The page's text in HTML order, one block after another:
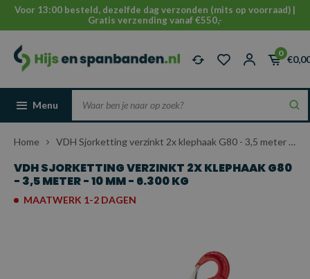
Voor 13:00 besteld, dezelfde dag verzonden (mits op voorraad) |
Gratis verzending vanaf €550,-
0
Menu
Home VDH Sjorketting verzinkt 2x klephaak G80 - 3,5 meter - 10 mm - 6.300 kg
VDH SJORKETTING VERZINKT 2X KLEPHAAK G80
- 3,5 METER - 10 MM - 6.300 KG
MAATWERK 1-2 DAGEN